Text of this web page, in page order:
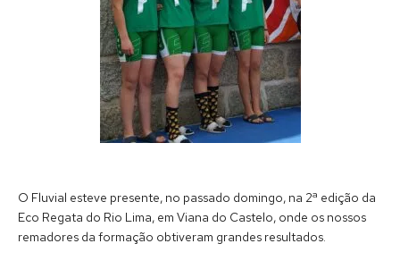
O Fluvial esteve presente, no passado domingo, na 2ª edição da
Eco Regata do Rio Lima, em Viana do Castelo, onde os nossos
remadores da formação obtiveram grandes resultados.